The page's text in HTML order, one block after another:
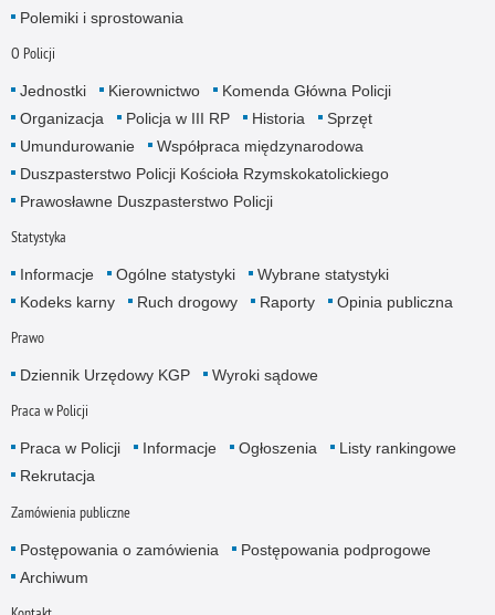
Polemiki i sprostowania
O Policji
Jednostki Kierownictwo
Komenda Główna Policji
Organizacja
Policja w III RP Historia
Sprzęt
Umundurowanie
Współpraca międzynarodowa
Duszpasterstwo Policji Kościoła Rzymskokatolickiego
Prawosławne Duszpasterstwo Policji
Statystyka
Informacje Ogólne statystyki
Wybrane statystyki
Kodeks karny
Ruch drogowy Raporty Opinia publiczna
Prawo
Dziennik Urzędowy KGP Wyroki sądowe
Praca w Policji
Praca w Policji Informacje Ogłoszenia
Listy rankingowe
Rekrutacja
Zamówienia publiczne
Postępowania o zamówienia
Postępowania podprogowe
Archiwum